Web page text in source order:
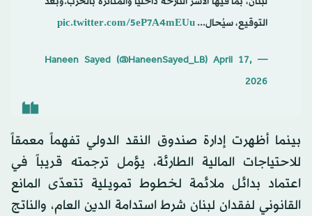
التوقيع، سيُحال...pic.twitter.com/5eP7A4mEUu
— Haneen Sayed (@HaneenSayed_LB)
April 17,
2026
بينما أظهرت إدارة صندوق النقد الدولي تفهماً معمقاً
للاحتياجات المالية الطارئة، يؤمل ترجمته قريباً في
اعتماد بدائل ملائمة لخطوط تمويلية تتعدّى المانع
القانوني لفقدان لبنان شرط استدامة الدين العام، والناتج